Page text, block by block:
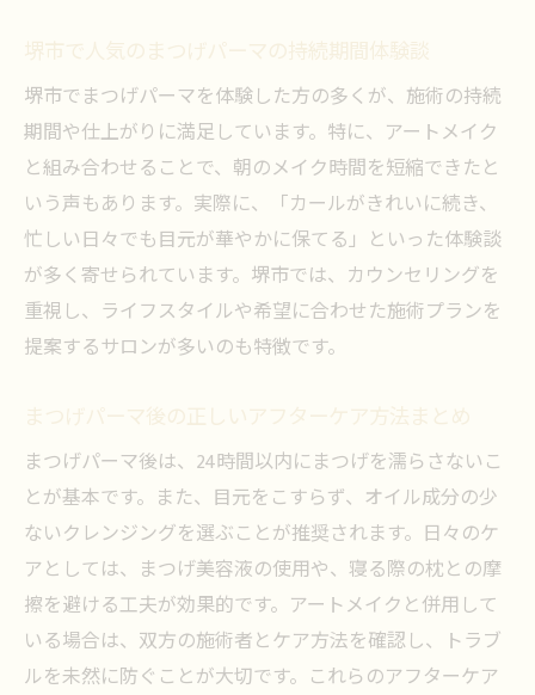
堺市で人気のまつげパーマの持続期間体験談
堺市でまつげパーマを体験した方の多くが、施術の持続
期間や仕上がりに満足しています。特に、アートメイク
と組み合わせることで、朝のメイク時間を短縮できたと
いう声もあります。実際に、「カールがきれいに続き、
忙しい日々でも目元が華やかに保てる」といった体験談
が多く寄せられています。堺市では、カウンセリングを
重視し、ライフスタイルや希望に合わせた施術プランを
提案するサロンが多いのも特徴です。
まつげパーマ後の正しいアフターケア方法まとめ
まつげパーマ後は、24時間以内にまつげを濡らさないこ
とが基本です。また、目元をこすらず、オイル成分の少
ないクレンジングを選ぶことが推奨されます。日々のケ
アとしては、まつげ美容液の使用や、寝る際の枕との摩
擦を避ける工夫が効果的です。アートメイクと併用して
いる場合は、双方の施術者とケア方法を確認し、トラブ
ルを未然に防ぐことが大切です。これらのアフターケア